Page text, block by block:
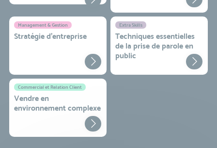
Management & Gestion
Stratégie d’entreprise
Extra Skills
Techniques essentielles
de la prise de parole en
public
Commercial et Relation Client
Vendre en
environnement complexe